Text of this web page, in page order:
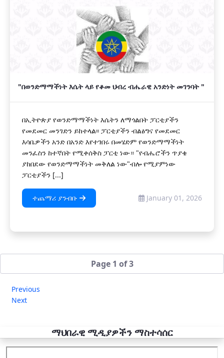
"በወንድማማችነት እሴት ላይ የቆመ ህብረ ብሔራዊ አንድነት መገንባት "
በኢትዮጵያ የወንድማማችነት እሴትን ለማጎልበት ፓርቲያችን
የመደመር መንገድን ይከተላል፡፡ ፓርቲያችን ብልፅግና የመደመር
እሳቤዎችን አንድ በአንድ እየተገበሩ በመሄድም የወንድማማችነት
መንፈስን ከተኛበት የሚቀሰቅስ ፓርቲ ነው። "የብሔሮችን ጥያቄ
ያከበደው የወንድማማችነት መቅለል ነው"ብሎ የሚያምነው
ፓርቲያችን [...]
ተጨማሪ ያንብቡ January 01, 2026
Page 1 of 3
Previous
Next
ማህበራዊ ሚዲያዎችን ማስተሳሰር